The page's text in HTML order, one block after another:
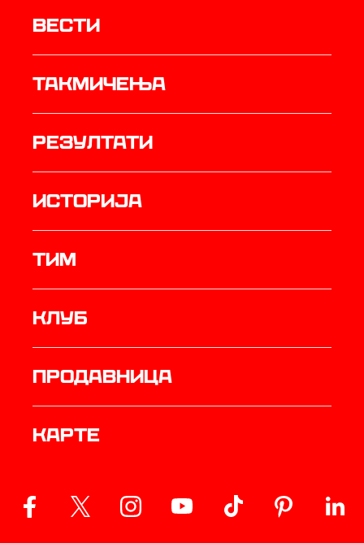
Вести
Такмичења
резултати
историја
ТИМ
Клуб
продавница
Карте